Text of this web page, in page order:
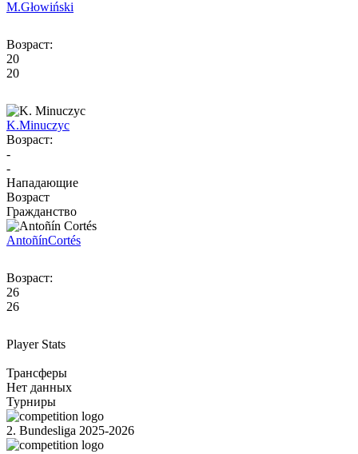
M.Głowiński
Возраст:
20
20
K.Minuczyc
Возраст:
-
-
Нападающие
Возраст
Гражданство
AntoñínCortés
Возраст:
26
26
Player Stats
Трансферы
Нет данных
Турниры
2. Bundesliga 2025-2026